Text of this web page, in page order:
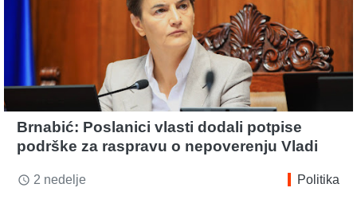
Brnabić: Poslanici vlasti dodali potpise
podrške za raspravu o nepoverenju Vladi
access_time 2 nedelje Politika